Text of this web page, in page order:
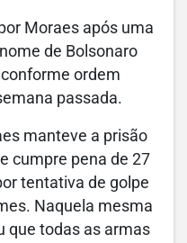
Moraes após uma
de Bolsonaro
ordem
passada.
manteve a prisão
cumpre pena de 27
tentativa de golpe
Naquela mesma
que todas as armas